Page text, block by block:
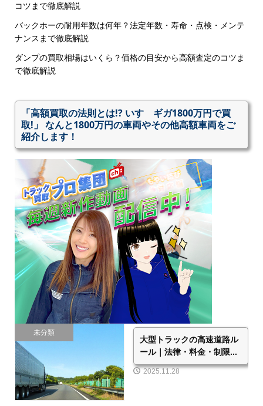
未分類
大型トラックの高速道路ル
ール｜法律・料金・制限...
2025.11.28
コツまで徹底解説
バックホーの耐用年数は何年？法定年数・寿命・点検・メンテ
ナンスまで徹底解説
ダンプの買取相場はいくら？価格の目安から高額査定のコツま
で徹底解説
「高額買取の法則とは!? いすゞギガ1800万円で買
取!」 なんと1800万円の車両やその他高額車両をご
紹介します！